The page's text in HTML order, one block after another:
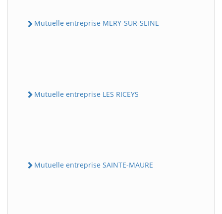
Mutuelle entreprise MERY-SUR-SEINE
Mutuelle entreprise LES RICEYS
Mutuelle entreprise SAINTE-MAURE